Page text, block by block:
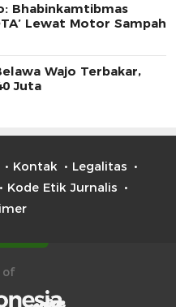
Bhabinkamtibmas
Lewat Motor Sampah
Wajo Terbakar,
Juta
Kontak
Legalitas
Kode Etik Jurnalis
of